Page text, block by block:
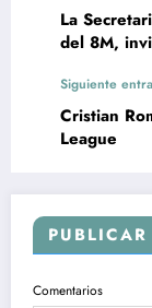
La
del 8M,
Siguiente
Cristian
League
Comentarios